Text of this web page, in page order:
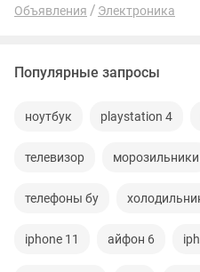
Объявления Электроника
Популярные запросы
ноутбук playstation 4
телевизор морозильники
телефоны бу
iphone 11 айфон 6